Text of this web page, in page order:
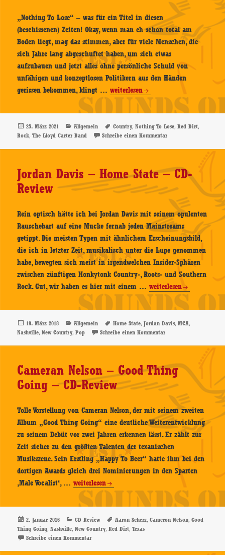
„Nothing To Lose“ – was für ein Titel in diesen
(beschissenen) Zeiten! Okay, wenn man eh schon total am
Boden liegt, mag das stimmen, aber für viele Menschen, die
sich Jahre lang abgeschuftet haben, um sich etwas
aufzubauen und jetzt alles ohne persönliche Schuld von
unfähigen und konzeptlosen Politikern aus den Händen
gerissen bekommen, klingt …The
Lloyd
Carter
Band
–
Nothing
Lose
–
Review
weiterlesen
Veröffentlicht
am
25. März 2021 Kategorien
Allgemein Schlagwörter
Country,Nothing To Lose,Red Dirt,
Rock,The Lloyd Carter Band Schreibe einen Kommentarzu The Lloyd Carter
Jordan Davis – Home State – CD-
Review
Rein optisch hätte ich bei Jordan Davis mit seinem opulenten
Rauschebart auf eine Mucke fernab jeden Mainstreams
getippt. Die meisten Typen mit ähnlichem Erscheinungsbild,
die ich in letzter Zeit, musikalisch unter die Lupe genommen
habe, bewegten sich meist in irgendwelchen Insider-Sphären
zwischen zünftigen Honkytonk Country-, Roots- und Southern
Rock. Gut, wir haben es hier mit einem …Jordan
Davis
–
Home
State
–
Review
weiterlesen
Veröffentlicht
am
19. März 2018 Kategorien
Allgemein Schlagwörter
Home State,Jordan Davis,MCA,
Nashville,New Country,Pop Schreibe einen Kommentarzu Jordan Davis –
Cameran Nelson – Good Thing
Going – CD-Review
Tolle Vorstellung von Cameran Nelson, der mit seinem zweiten
Album „Good Thing Going“ eine deutliche Weiterentwicklung
zu seinem Debüt vor zwei Jahren erkennen lässt. Er zählt zur
Zeit sicher zu den größten Talenten der texanischen
Musikszene. Sein Erstling „Happy To Beer“ hatte ihm bei den
dortigen Awards gleich drei Nominierungen in den Sparten
‚Male Vocalist‘, …Cameran
Nelson
–
Good
Thing
weiterlesen
Veröffentlicht
am
2. Januar 2016 Kategorien
CD-Review Schlagwörter
Aaron Scherz,Cameron Nelson,Good
Thing Going,Nashville,New Country,Red Dirt,Texas
Schreibe einen Kommentarzu Cameran Nelson – Good Thing Going – CD-Review